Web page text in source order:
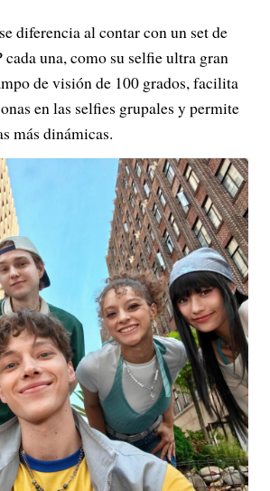
diferencia al contar con un set de
cada una, como su selfie ultra gran
de visión de 100 grados, facilita
en las selfies grupales y permite
más dinámicas.